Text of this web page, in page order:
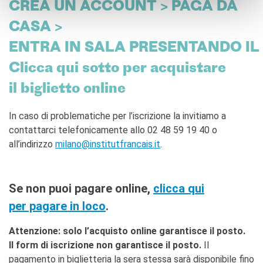
CREA UN ACCOUNT > PAGA DA
CASA >
ENTRA IN SALA PRESENTANDO IL
Clicca qui sotto per acquistare
il biglietto online
In caso di problematiche per l’iscrizione la invitiamo a
contattarci telefonicamente allo 02 48 59 19 40 o
all’indirizzo milano@institutfrancais.it.
Se non puoi pagare online, clicca qui
per pagare in loco.
Attenzione: solo l’acquisto online garantisce il posto.
Il form di iscrizione non garantisce il posto. Il
pagamento in biglietteria la sera stessa sarà disponibile fino